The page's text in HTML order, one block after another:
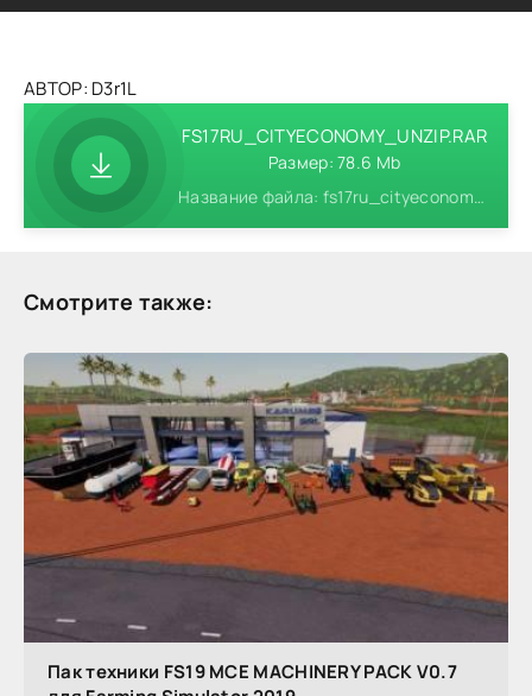
АВТОР: D3r1L
FS17RU_CITYECONOMY_UNZIP.RAR
Размер: 78.6 Mb
Название файла: fs17ru_cityeconomy_unzip.rar
Смотрите также:
Пак техники FS19 MCE MACHINERY PACK V0.7